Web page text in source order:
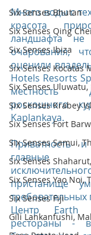
Six Senses Bhutan
Six Senses Qing
Six Senses Ibiza
Six Senses Kocatas
Six Senses Uluwatu,
Six Senses Krabey
Six Senses Fort
Six Senses Samui,
Six Senses
Six Senses Yao Noi,
Six Senses Fiji
Gili Lankanfushi,
Много воды с
красота
ландшафта не
очарования,
оценили
Hotels Resorts
местность
роскошного
Kaplankaya.
Приватность
главные
пристанище
требовательных
Центр Earth
рестораны -